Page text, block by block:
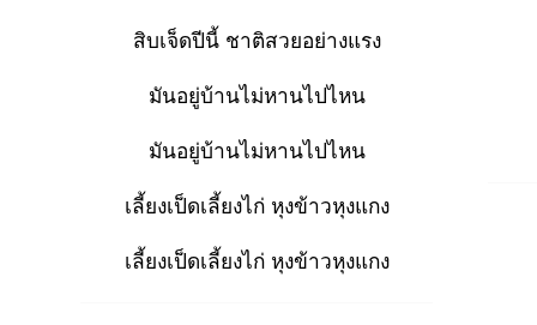
สิบเจ็ดปีนี้ ชาติสวยอย่างแรง
มันอยู่บ้านไม่หานไปไหน
มันอยู่บ้านไม่หานไปไหน
เลี้ยงเป็ดเลี้ยงไก่ หุงข้าวหุงแกง
เลี้ยงเป็ดเลี้ยงไก่ หุงข้าวหุงแกง